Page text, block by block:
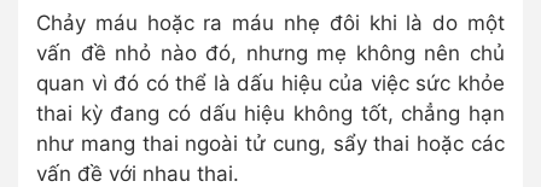
Chảy máu hoặc ra máu nhẹ đôi khi là do một
vấn đề nhỏ nào đó, nhưng mẹ không nên chủ
quan vì đó có thể là dấu hiệu của việc sức khỏe
thai kỳ đang có dấu hiệu không tốt, chẳng hạn
như mang thai ngoài tử cung, sẩy thai hoặc các
vấn đề với nhau thai.